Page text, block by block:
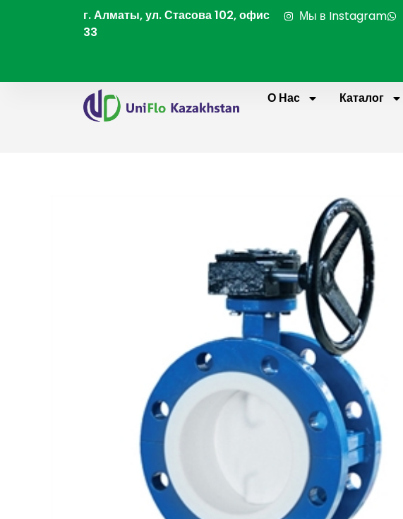
г. Алматы, ул. Стасова 102, офис
33
Мы в Instagram
О Нас
Каталог